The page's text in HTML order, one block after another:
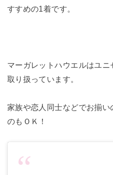
すすめの1着です。
マーガレットハウエルはユニ
取り扱っています。
家族や恋人同士などでお揃
のもＯＫ！